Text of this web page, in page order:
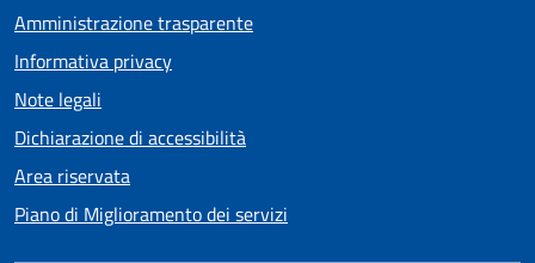
Amministrazione trasparente
Informativa privacy
Note legali
Dichiarazione di accessibilità
Area riservata
Piano di Miglioramento dei servizi